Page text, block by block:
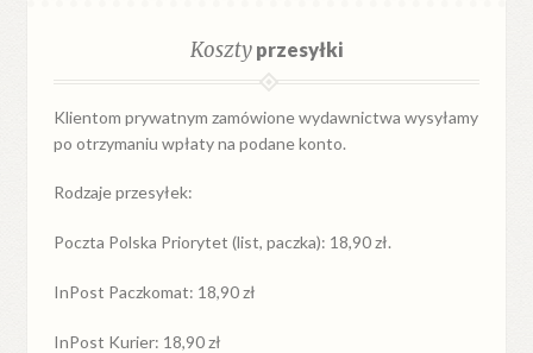
Kosztyprzesyłki
Klientom prywatnym zamówione wydawnictwa wysyłamy
po otrzymaniu wpłaty na podane konto.
Rodzaje przesyłek:
Poczta Polska Priorytet (list, paczka): 18,90 zł.
InPost Paczkomat: 18,90 zł
InPost Kurier: 18,90 zł